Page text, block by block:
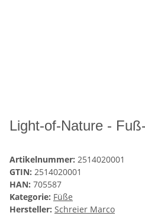
Light-of-Nature -
Artikelnummer: 2514020001
GTIN: 2514020001
HAN: 705587
Kategorie: Füße
Hersteller: Schreier Marco